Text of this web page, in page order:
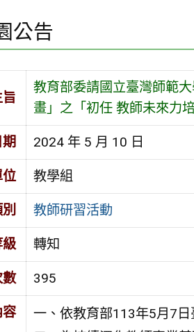
公告
教育部委請國立臺灣師範
畫」之「初任 教師未來力
2024 年 5 月 10 日
位 教學組
教師研習活動
級 轉知
數 395
容
一、依教育部113年5月7